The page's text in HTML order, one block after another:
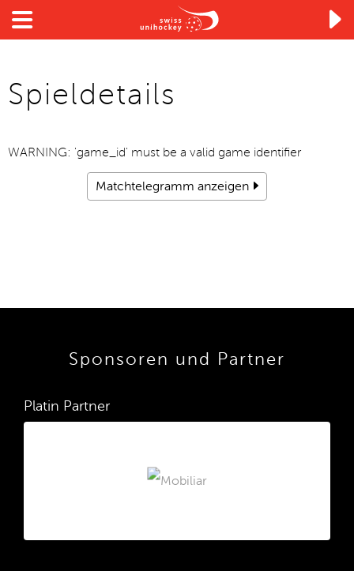

Spieldetails
WARNING: 'game_id' must be a valid game identifier
Matchtelegramm anzeigen
Sponsoren und Partner
Platin Partner